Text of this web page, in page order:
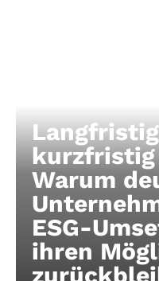
kurzfristig
Warum
ESG-
ihren